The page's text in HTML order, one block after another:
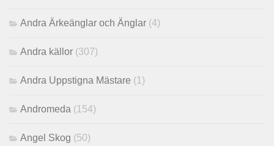
Andra Ärkeänglar och Änglar (4)
Andra källor (307)
Andra Uppstigna Mästare (1)
Andromeda (154)
Angel Skog (50)